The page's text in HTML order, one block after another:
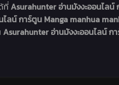
ที่Asurahunter อ่านมังงะออนไล
ลน์ การ์ตูน Manga manhua
Asurahunter อ่านมังงะออนไลน์ ก